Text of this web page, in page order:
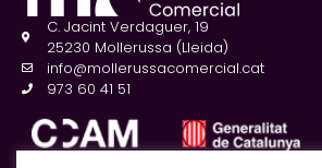
C. Jacint Verdaguer, 19
25230 Mollerussa (Lleida)
info@mollerussacomercial.cat
973 60 41 51